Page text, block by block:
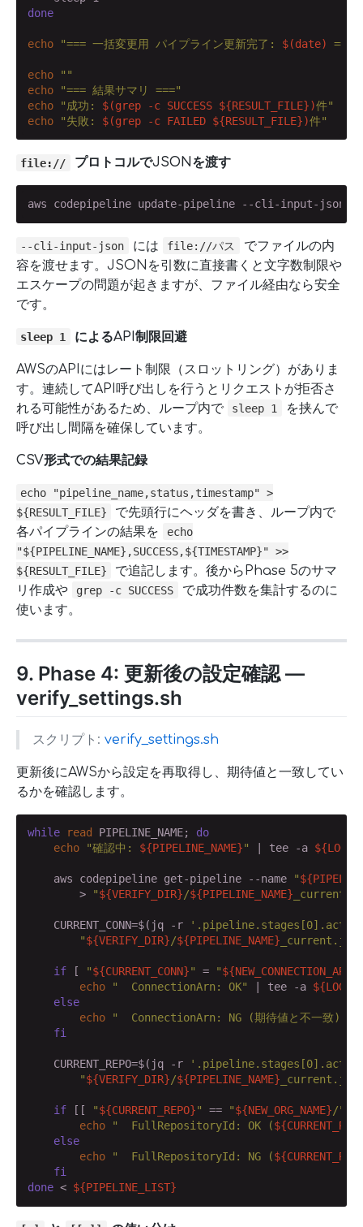
done
echo "=== 一括変更用 パイプライン更新完了: $(date) ==="
echo
""
echo
"=== 結果サマリ ==="
echo
"成功: $(grep -c SUCCESS ${RESULT_FILE})件"
echo
"失敗: $(grep -c FAILED ${RESULT_FILE})件"
file:// プロトコルでJSONを渡す
aws codepipeline update-pipeline --cli-input-json
--cli-input-json には file://パス
でファイルの内
容を渡せます。JSONを引数に直接書くと文字数制限や
エスケープの問題が起きますが、ファイル経由なら安全
です。
sleep 1 によるAPI制限回避
AWSのAPIにはレート制限（スロットリング）がありま
す。連続してAPI呼び出しを行うとリクエストが拒否さ
れる可能性があるため、ループ内で
sleep 1
を挟んで
呼び出し間隔を確保しています。
CSV形式での結果記録
echo "pipeline_name,status,timestamp" >
${RESULT_FILE}
で先頭行にヘッダを書き、ループ内で
各パイプラインの結果を
echo
"${PIPELINE_NAME},SUCCESS,${TIMESTAMP}" >>
${RESULT_FILE}
で追記します。後からPhase 5のサマ
リ作成や
grep -c SUCCESS
で成功件数を集計するのに
使います。
9. Phase 4: 更新後の設定確認 —
verify_settings.sh
スクリプト: verify_settings.sh
更新後にAWSから設定を再取得し、期待値と一致してい
るかを確認します。
while read PIPELINE_NAME; do
echo
"確認中: ${PIPELINE_NAME}" | tee -a
    aws codepipeline get-pipeline --name
"
        >
"${VERIFY_DIR}/${PIPELINE_NAME}
    CURRENT_CONN=$(jq -r
"${VERIFY_DIR}/${PIPELINE_NAME}
if [ "${CURRENT_CONN}" = "${NEW_CONNECTION_ARN}
echo
"  ConnectionArn: OK" | tee -a
else
echo
"  ConnectionArn: NG (期待値と不一致)"
fi
    CURRENT_REPO=$(jq -r
"${VERIFY_DIR}/${PIPELINE_NAME}
if [[ "${CURRENT_REPO}" == "${NEW_ORG_NAME}/"
echo
"  FullRepositoryId: OK (
else
echo
"  FullRepositoryId: NG (
fi
done < ${PIPELINE_LIST}